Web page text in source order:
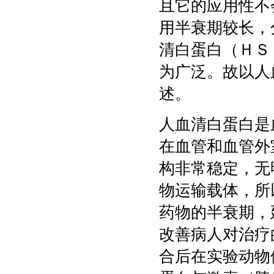
且它的应用性
用半衰期较长
清白蛋白（Ｈ
为广泛。故以
述。
人血清白蛋白
在血管和血管
构非常稳定，
物运输载体，
药物的半衰期
改善病人对治
合后在实验动